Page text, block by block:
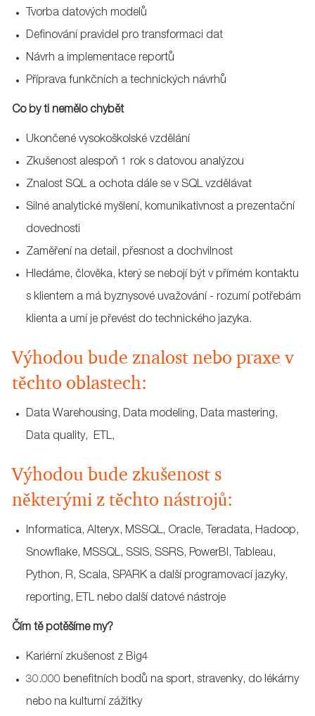
Tvorba datových modelů
Definování pravidel pro transformaci dat
Návrh a implementace reportů
Příprava funkčních a technických návrhů
Co by ti nemělo chybět
Ukončené vysokoškolské vzdělání
Zkušenost alespoň 1 rok s datovou analýzou
Znalost SQL a ochota dále se v SQL vzdělávat
Silné analytické myšlení, komunikativnost a prezentační
dovednosti
Zaměření na detail, přesnost a dochvilnost
Hledáme, člověka, který se nebojí být v přímém kontaktu
s klientem a má byznysové uvažování - rozumí potřebám
klienta a umí je převést do technického jazyka.
Výhodou bude znalost nebo praxe v
těchto oblastech:
Data Warehousing, Data modeling, Data mastering,
Data quality, ETL,
Výhodou bude zkušenost s
některými z těchto nástrojů:
Informatica, Alteryx, MSSQL, Oracle, Teradata, Hadoop,
Snowflake, MSSQL, SSIS, SSRS, PowerBI, Tableau,
Python, R, Scala, SPARK a další programovací jazyky,
reporting, ETL nebo další datové nástroje
Čím tě potěšíme my?
Kariérní zkušenost z Big4
30.000 benefitních bodů na sport, stravenky, do lékárny
nebo na kulturní zážitky